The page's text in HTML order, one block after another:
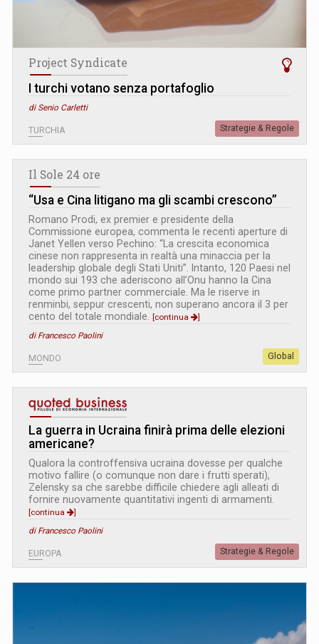
Project Syndicate
I turchi votano senza portafoglio
di Senio Carletti
TURCHIA Strategie & Regole
Il Sole 24 ore
“Usa e Cina litigano ma gli scambi crescono”
Romano Prodi, ex premier e presidente della
Commissione europea, commenta le recenti aperture di
Janet Yellen verso Pechino: “La crescita economica
cinese non rappresenta in realtà una minaccia per la
leadership globale degli Stati Uniti”. Intanto, 120 Paesi nel
mondo sui 193 che aderiscono all’Onu hanno la Cina
come primo partner commerciale. Ma le riserve in
renminbi, seppur crescenti, non superano ancora il 3 per
cento del totale mondiale. [continua
]
di Francesco Paolini
MONDO Global
La guerra in Ucraina finirà prima delle elezioni
americane?
Qualora la controffensiva ucraina dovesse per qualche
motivo fallire (o comunque non dare i frutti sperati),
Zelensky sa che sarebbe difficile chiedere agli alleati di
fornire nuovamente quantitativi ingenti di armamenti.
[continua
]
di Francesco Paolini
EUROPA Strategie & Regole